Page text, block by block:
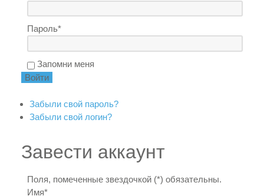
Пароль*
Запомни меня
Забыли свой пароль?
Забыли свой логин?
Завести аккаунт
Поля, помеченные звездочкой (*) обязательны.
Имя*